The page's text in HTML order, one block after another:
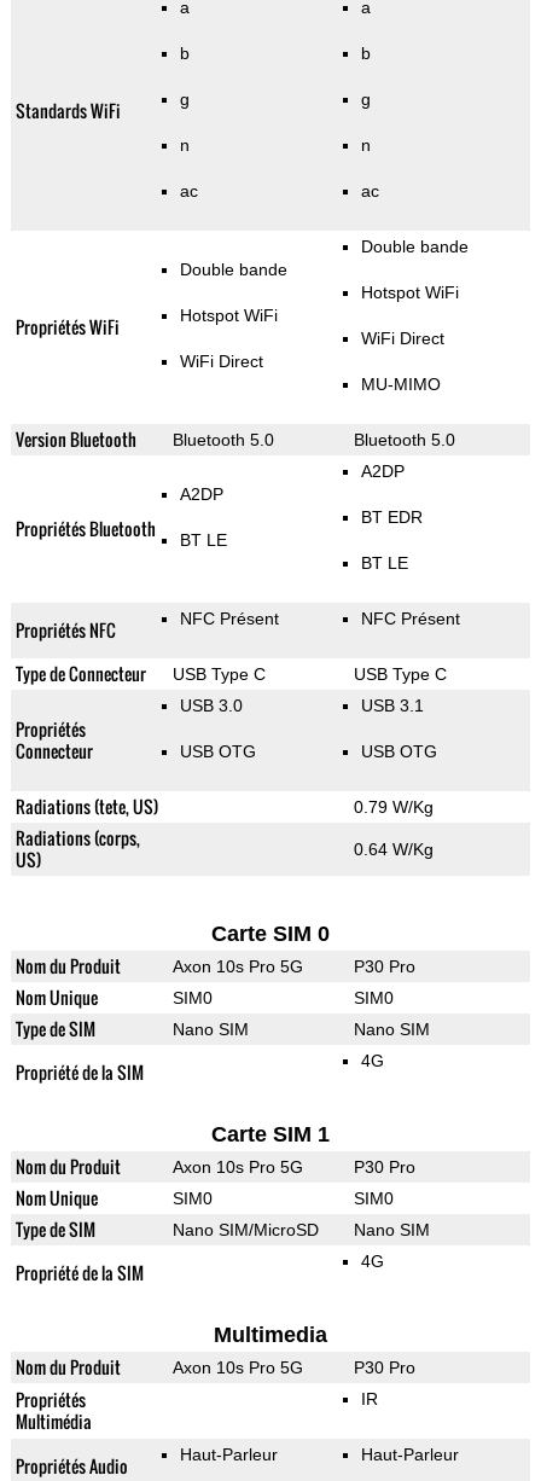
Standards WiFi
a
b
g
n
ac
a
b
g
n
ac
Propriétés WiFi
Double bande
Hotspot WiFi
WiFi Direct
Double bande
Hotspot WiFi
WiFi Direct
MU-MIMO
Version Bluetooth Bluetooth 5.0 Bluetooth 5.0
Propriétés Bluetooth
A2DP
BT LE
A2DP
BT EDR
BT LE
Propriétés NFC NFC Présent NFC Présent
Type de Connecteur USB Type C USB Type C
Propriétés
Connecteur
USB 3.0
USB OTG
USB 3.1
USB OTG
Radiations (tete, US) 0.79 W/Kg
Radiations (corps,
US)
0.64 W/Kg
Carte SIM 0
Nom du Produit Axon 10s Pro 5G P30 Pro
Nom Unique SIM0 SIM0
Type de SIM Nano SIM Nano SIM
Propriété de la SIM 4G
Carte SIM 1
Nom du Produit Axon 10s Pro 5G P30 Pro
Nom Unique SIM0 SIM0
Type de SIM Nano SIM/MicroSD Nano SIM
Propriété de la SIM 4G
Multimedia
Nom du Produit Axon 10s Pro 5G P30 Pro
Propriétés
Multimédia
IR
Propriétés Audio Haut-Parleur Haut-Parleur